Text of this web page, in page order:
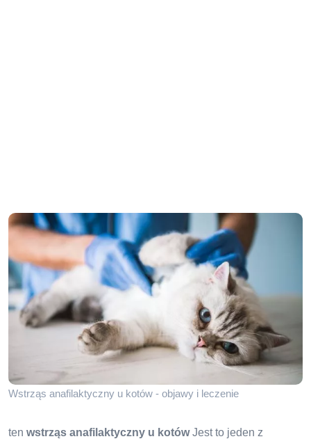
Wstrząs anafilaktyczny u kotów - objawy i leczenie
ten wstrząs anafilaktyczny u kotówJest to jeden z